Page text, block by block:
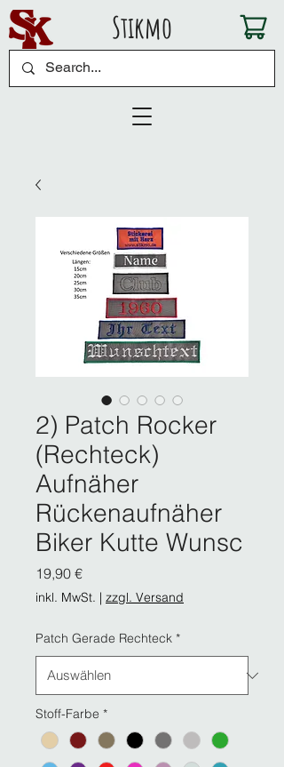
Stikmo
2) Patch Rocker
(Rechteck)
Aufnäher
Rückenaufnäher
Biker Kutte Wunsc
19,90 €Preis
inkl. MwSt. | zzgl. Versand
Patch Gerade Rechteck *
Stoff-Farbe *